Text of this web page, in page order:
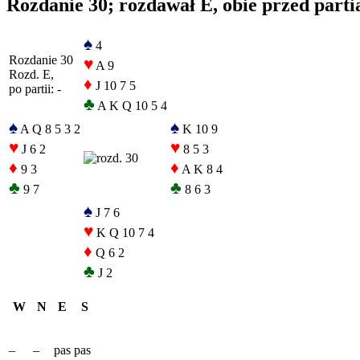
Rozdanie 30; rozdawał E, obie przed
Rozdanie 30
Rozd. E,
po partii: -
♠ 4
♥ A 9
♦ J 10 7 5
♣ A K Q 10 5 4
♠ A Q 8 5 3 2
♥ J 6 2
♦ 9 3
♣ 9 7
♠ K 10 9
♥ 8 5 3
♦ A K 8 4
♣ 8 6 3
♠ J 7 6
♥ K Q 10 7 4
♦ Q 6 2
♣ J 2
W N E S
– – pas pas